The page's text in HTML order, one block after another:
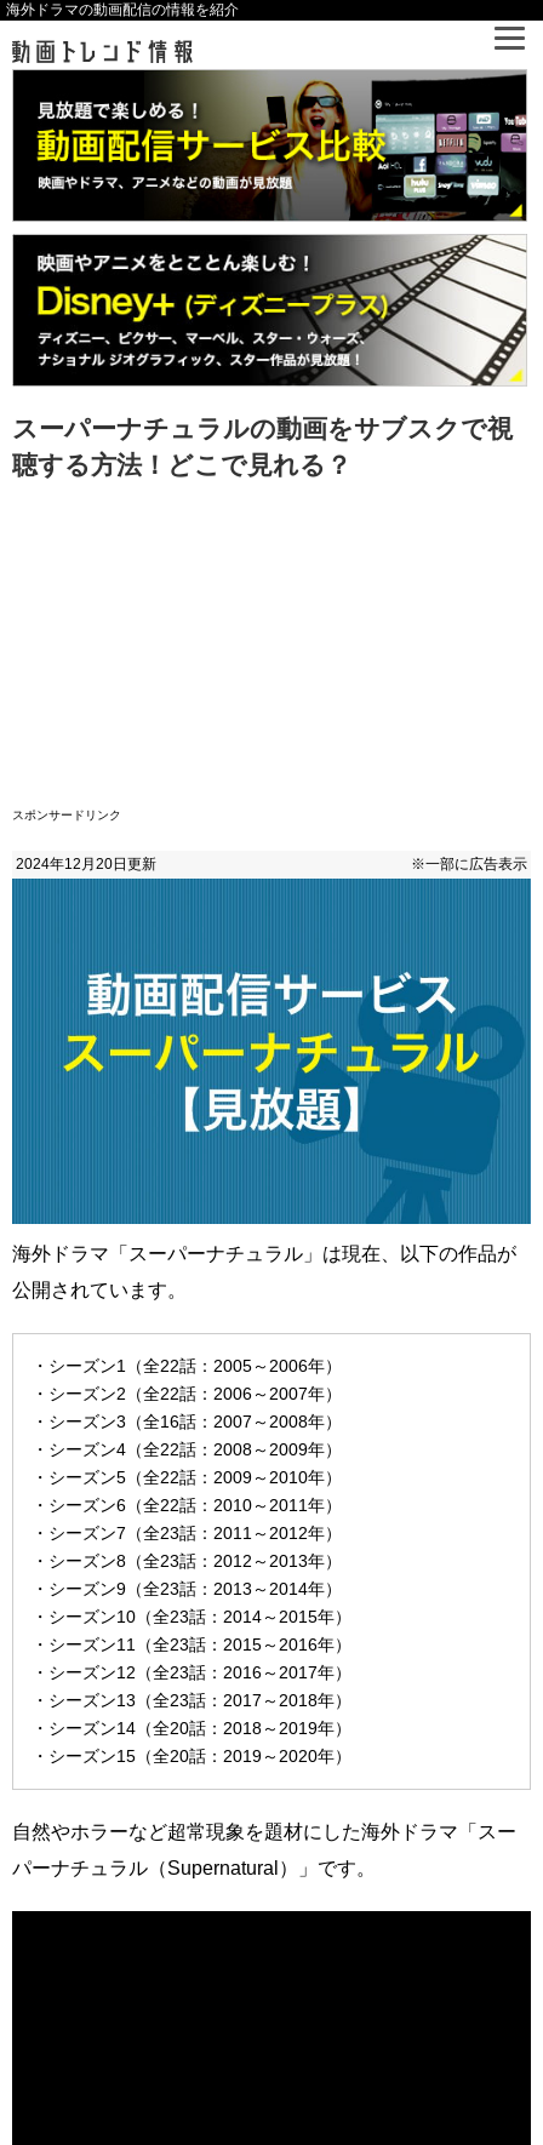
海外ドラマの動画配信の情報を紹介
スーパーナチュラルの動画をサブスクで視
聴する方法！どこで見れる？
スポンサードリンク
2024年12月20日更新 ※一部に広告表示
海外ドラマ「スーパーナチュラル」は現在、以下の作品が
公開されています。
・シーズン1（全22話：2005～2006年）
・シーズン2（全22話：2006～2007年）
・シーズン3（全16話：2007～2008年）
・シーズン4（全22話：2008～2009年）
・シーズン5（全22話：2009～2010年）
・シーズン6（全22話：2010～2011年）
・シーズン7（全23話：2011～2012年）
・シーズン8（全23話：2012～2013年）
・シーズン9（全23話：2013～2014年）
・シーズン10（全23話：2014～2015年）
・シーズン11（全23話：2015～2016年）
・シーズン12（全23話：2016～2017年）
・シーズン13（全23話：2017～2018年）
・シーズン14（全20話：2018～2019年）
・シーズン15（全20話：2019～2020年）
自然やホラーなど超常現象を題材にした海外ドラマ「スー
パーナチュラル（Supernatural）」です。